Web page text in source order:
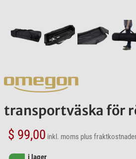
transportväska för
$ 99,00 inkl. moms plus
i lager